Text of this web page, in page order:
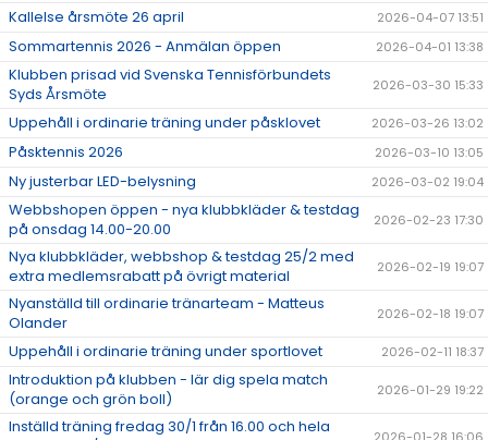
Kallelse årsmöte 26 april 2026-04-07 13:51
Sommartennis 2026 - Anmälan öppen 2026-04-01 13:38
Klubben prisad vid Svenska Tennisförbundets
Syds Årsmöte
2026-03-30 15:33
Uppehåll i ordinarie träning under påsklovet 2026-03-26 13:02
Påsktennis 2026 2026-03-10 13:05
Ny justerbar LED-belysning 2026-03-02 19:04
Webbshopen öppen - nya klubbkläder & testdag
på onsdag 14.00-20.00
2026-02-23 17:30
Nya klubbkläder, webbshop & testdag 25/2 med
extra medlemsrabatt på övrigt material
2026-02-19 19:07
Nyanställd till ordinarie tränarteam - Matteus
Olander
2026-02-18 19:07
Uppehåll i ordinarie träning under sportlovet 2026-02-11 18:37
Introduktion på klubben - lär dig spela match
(orange och grön boll)
2026-01-29 19:22
Inställd träning fredag 30/1 från 16.00 och hela